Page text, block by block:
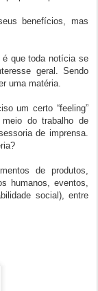
benefícios, mas
é que toda notícia se
geral. Sendo
uma matéria.
um certo “feeling”
do trabalho de
de imprensa.
de produtos,
humanos, eventos,
social), entre